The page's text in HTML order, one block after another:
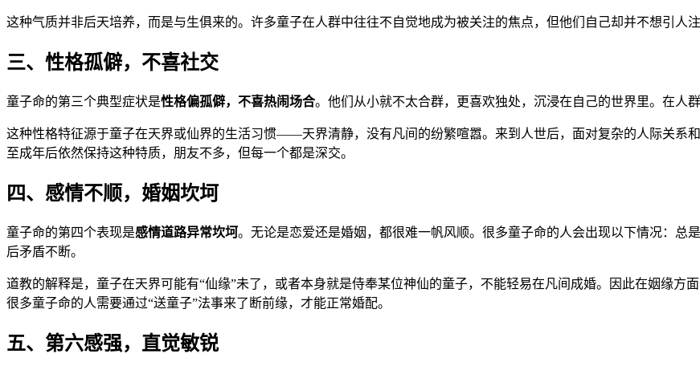
这种气质并非后天培养，而是与生俱来的。许多童子在人群中往往不自觉地成为被关注的焦点，但他们自己却并不想引人
三、性格孤僻，不喜社交
童子命的第三个典型症状是性格偏孤僻，不喜热闹场合。他们从小就不太合群，更喜欢独处，沉浸在自己的世界里。在人
这种性格特征源于童子在天界或仙界的生活习惯——天界清静，没有凡间的纷繁喧嚣。来到人世后，面对复杂的人际关系
至成年后依然保持这种特质，朋友不多，但每一个都是深交。
四、感情不顺，婚姻坎坷
童子命的第四个表现是感情道路异常坎坷。无论是恋爱还是婚姻，都很难一帆风顺。很多童子命的人会出现以下情况：总
后矛盾不断。
道教的解释是，童子在天界可能有“仙缘”未了，或者本身就是侍奉某位神仙的童子，不能轻易在凡间成婚。因此在姻缘方
很多童子命的人需要通过“送童子”法事来了断前缘，才能正常婚配。
五、第六感强，直觉敏锐